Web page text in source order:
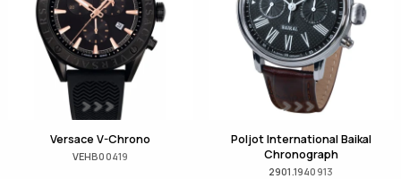
Versace V-Chrono
VEHB00419
Poljot International Baikal
Chronograph
2901.1940913